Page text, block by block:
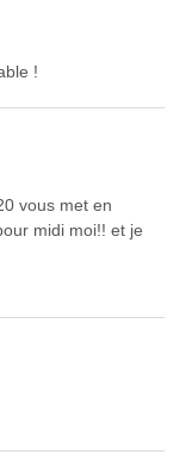
!
vous met en
midi moi!! et je